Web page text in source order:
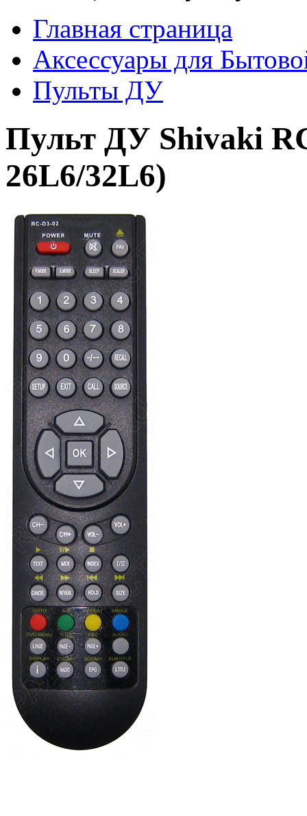
Главная страница
Аксессуары для
Пульты ДУ
Пульт ДУ Shivaki
26L6/32L6)